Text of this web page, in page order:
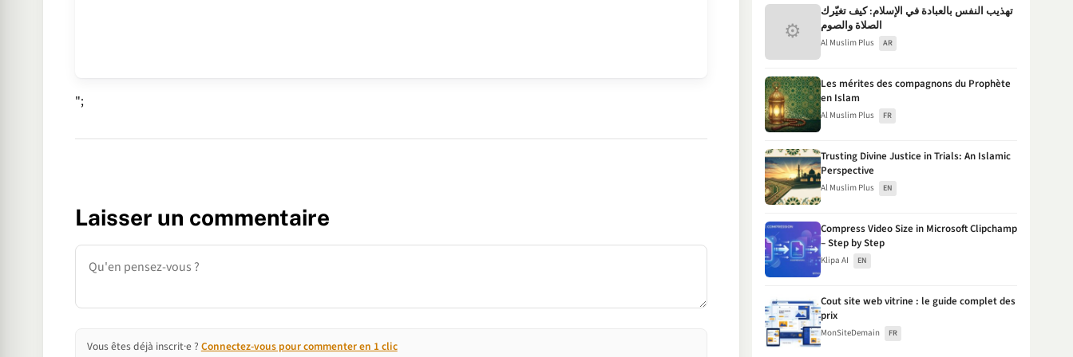
";
Laisser un commentaire
Commentaire
Vous êtes déjà inscrit·e ? Connectez-vous pour commenter en 1 clic
⚙
تهذيب النفس بالعبادة في الإسلام: كيف تغيّرك
الصلاة والصوم
Al Muslim Plus AR
Les mérites des compagnons du Prophète
en Islam
Al Muslim Plus FR
Trusting Divine Justice in Trials: An Islamic
Perspective
Al Muslim Plus EN
Compress Video Size in Microsoft Clipchamp
– Step by Step
Klipa AI EN
Cout site web vitrine : le guide complet des
prix
MonSiteDemain FR